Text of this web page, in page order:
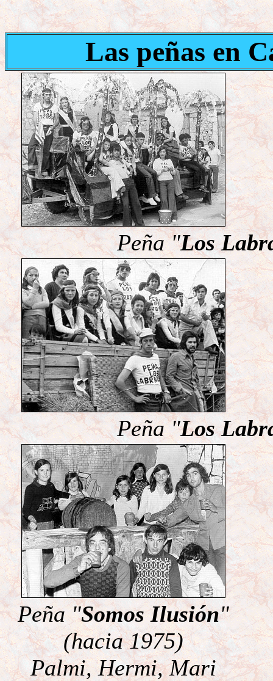
Las peñas en
Peña "Los
Peña "Los
Peña "Somos Ilusión"
(hacia 1975)
Palmi, Hermi, Mari